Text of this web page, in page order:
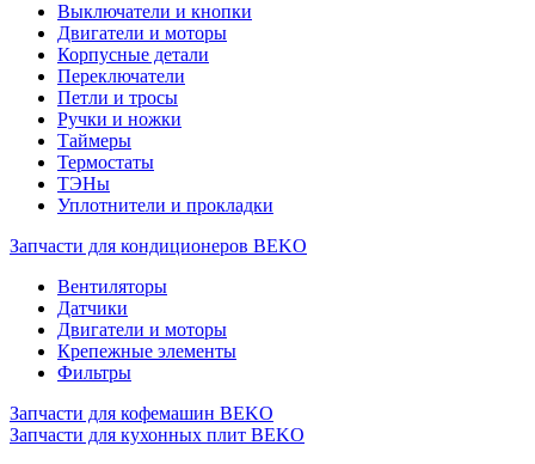
Выключатели и кнопки
Двигатели и моторы
Корпусные детали
Переключатели
Петли и тросы
Ручки и ножки
Таймеры
Термостаты
ТЭНы
Уплотнители и прокладки
Запчасти для кондиционеров BEKO
Вентиляторы
Датчики
Двигатели и моторы
Крепежные элементы
Фильтры
Запчасти для кофемашин BEKO
Запчасти для кухонных плит BEKO